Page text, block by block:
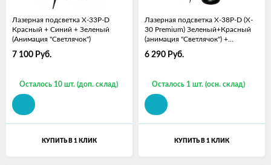
Лазерная подсветка X-33P-D
Красный + Синий + Зеленый
(Анимация "Светлячок")
7 100 Руб.
Осталось 10 шт. (доп. склад)
КУПИТЬ В 1 КЛИК
Лазерная подсветка X-38P-D (X-
30 Premium) Зеленый+Красный
(анимация "Светлячок") +
Bluetooth колонка
6 290 Руб.
Осталось 1 шт. (осн. склад)
КУПИТЬ В 1 КЛИК